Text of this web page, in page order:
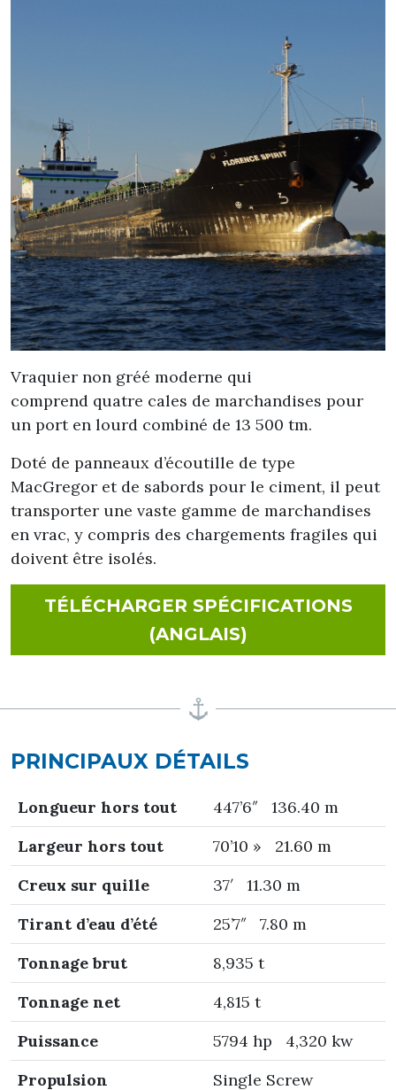
Vraquier non gréé moderne qui
comprend quatre cales de marchandises pour
un port en lourd combiné de 13 500 tm.
Doté de panneaux d’écoutille de type
MacGregor et de sabords pour le ciment, il peut
transporter une vaste gamme de marchandises
en vrac, y compris des chargements fragiles qui
doivent être isolés.
TÉLÉCHARGER SPÉCIFICATIONS
(ANGLAIS)FOR
PRINCIPAUX DÉTAILS
Longueur hors tout
447’6″ 136.40 m
Largeur hors tout
70’10 » 21.60 m
Creux sur quille
37′ 11.30 m
Tirant d’eau d’été
25’7″ 7.80 m
Tonnage brut
8,935 t
Tonnage net
4,815 t
Puissance
5794 hp 4,320 kw
Propulsion
Single Screw